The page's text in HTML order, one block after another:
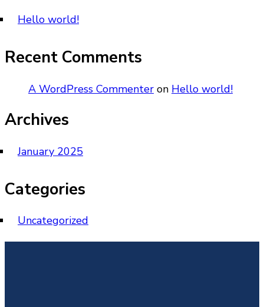
Hello world!
Recent Comments
A WordPress Commenter on Hello world!
Archives
January 2025
Categories
Uncategorized